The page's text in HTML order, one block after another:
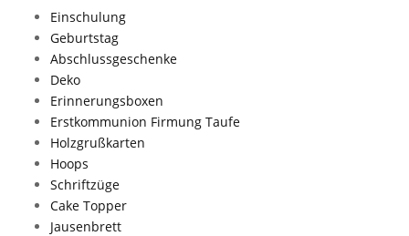
Einschulung
Geburtstag
Abschlussgeschenke
Deko
Erinnerungsboxen
Erstkommunion Firmung Taufe
Holzgrußkarten
Hoops
Schriftzüge
Cake Topper
Jausenbrett